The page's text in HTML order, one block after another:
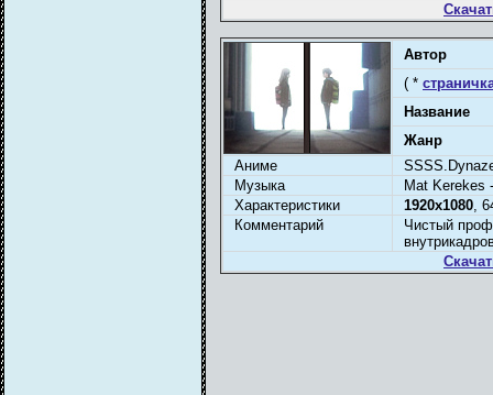
Автор
( *
Название
Жанр
Аниме
Музыка
Mat Kerekes
Характеристики
1920x1080,
Комментарий
Чистый